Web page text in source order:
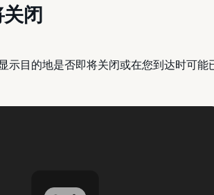
闭
示目的地是否即将关闭或在您到达时可能